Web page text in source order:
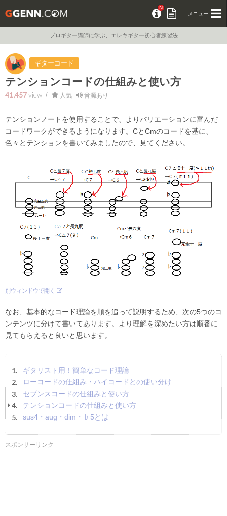
ギターGENN | プロギター講師に学ぶ、エレキギ
N
メニュー
プロギター講師に学ぶ、エレキギター初心者練習法
ギターコード
テンションコードの仕組みと使い方
41,457 人気 音源あり
テンションノートを使用することで、よりバリエーションに富んだ
コードワークができるようになります。CとCmのコードを基に、
色々とテンションを書いてみましたので、見てください。
別ウィンドウで開く
なお、基本的なコード理論を順を追って説明するため、次の5つのコ
ンテンツに分けて書いてあります。より理解を深めたい方は順番に
見てもらえると良いと思います。
ギタリスト用！簡単なコード理論
ローコードの仕組み・ハイコードとの使い分け
セブンスコードの仕組みと使い方
テンションコードの仕組みと使い方
sus4・aug・dim・♭5とは
スポンサーリンク